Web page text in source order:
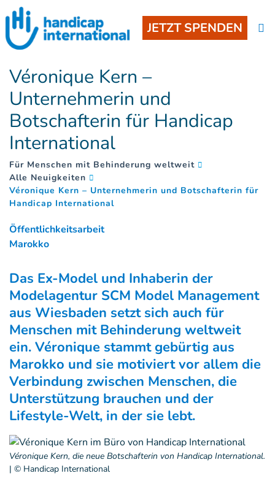
JETZT SPENDEN
Véronique Kern –
Unternehmerin und
Botschafterin für Handicap
International
Für Menschen mit Behinderung weltweit
Alle Neuigkeiten
Véronique Kern – Unternehmerin und Botschafterin für
Handicap International(
Öffentlichkeitsarbeit
Marokko
Das Ex-Model und Inhaberin der
Modelagentur SCM Model Management
aus Wiesbaden setzt sich auch für
Menschen mit Behinderung weltweit
ein. Véronique stammt gebürtig aus
Marokko und sie motiviert vor allem die
Verbindung zwischen Menschen, die
Unterstützung brauchen und der
Lifestyle-Welt, in der sie lebt.
Véronique Kern, die neue Botschafterin von Handicap International.
| © Handicap International